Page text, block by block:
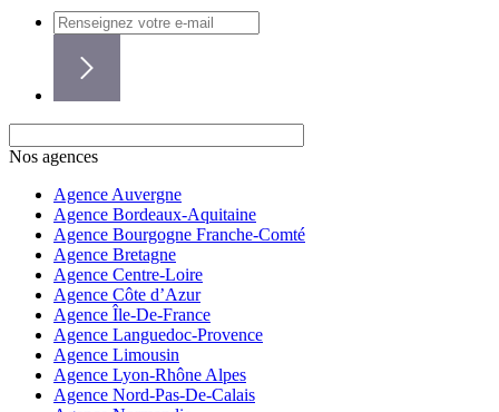
Nos agences
Agence Auvergne
Agence Bordeaux-Aquitaine
Agence Bourgogne Franche-Comté
Agence Bretagne
Agence Centre-Loire
Agence Côte d’Azur
Agence Île-De-France
Agence Languedoc-Provence
Agence Limousin
Agence Lyon-Rhône Alpes
Agence Nord-Pas-De-Calais